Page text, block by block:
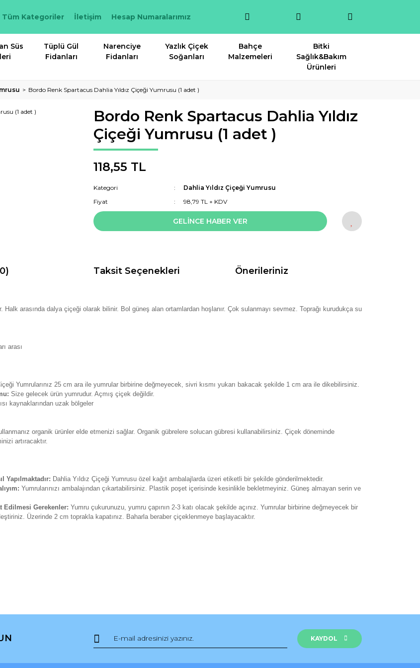
Tüm Kategoriler İletişim Hesap Numaralarımız
Süs
Tüplü Gül
Fidanları
Narenciye
Fidanları
Yazlık Çiçek
Soğanları
Bahçe
Malzemeleri
Bitki
Sağlık&Bakım
Ürünleri
Bordo Renk Spartacus Dahlia Yıldız Çiçeği Yumrusu (1 adet )
Bordo Renk Spartacus Dahlia Yıldız
Çiçeği Yumrusu (1 adet )
118,55 TL
Kategori
Dahlia Yıldız Çiçeği Yumrusu
Fiyat
98,79 TL + KDV
GELİNCE HABER VER
Taksit Seçenekleri Önerileriniz
arasında dalya çiçeği olarak bilinir. Bol güneş alan ortamlardan hoşlanır. Çok sulanmayı sevmez. Toprağı kurudukça su
arası
Yumrularınız 25 cm ara ile yumrular birbirine değmeyecek, sivri kısmı yukarı bakacak şekilde 1 cm ara ile dikebilirsiniz.
Size gelecek ürün yumrudur. Açmış çiçek değildir.
kaynaklarından uzak bölgeler
organik ürünler elde etmenizi sağlar. Organik gübrelere solucan gübresi kullanabilirsiniz. Çiçek döneminde
artıracaktır.
Yapılmaktadır: Dahlia Yıldız Çiçeği Yumrusu özel kağıt ambalajlarda üzeri etiketli bir şekilde gönderilmektedir.
Yumrularınızı ambalajından çıkartabilirsiniz. Plastik poşet içerisinde kesinlikle bekletmeyiniz. Güneş almayan serin ve
Edilmesi Gerekenler: Yumru çukurunuzu, yumru çapının 2-3 katı olacak şekilde açınız. Yumrular birbirine değmeyecek bir
Üzerinde 2 cm toprakla kapatınız. Baharla beraber çiçeklenmeye başlayacaktır.
Yorum Yaz
KAYDOL